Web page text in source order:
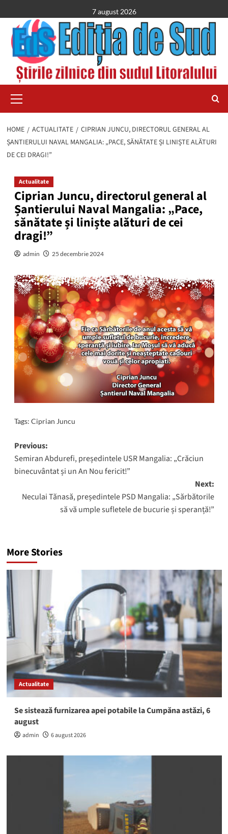
to
content
7 august 2026
Menu
HOME ACTUALITATE
CIPRIAN JUNCU, DIRECTORUL GENERAL AL
ȘANTIERULUI NAVAL MANGALIA: „PACE, SĂNĂTATE ȘI LINIȘTE ALĂTURI
DE CEI DRAGI!”
Actualitate
Ciprian Juncu, directorul general al
Șantierului Naval Mangalia: „Pace,
sănătate și liniște alături de cei
dragi!”
admin 25 decembrie 2024
Tags: Ciprian Juncu
Post
navigation
Previous:
Semiran Abdurefi, președintele USR Mangalia: „Crăciun
binecuvântat și un An Nou fericit!”
Next:
Neculai Tănasă, președintele PSD Mangalia: „Sărbătorile
să vă umple sufletele de bucurie și speranță!”
More Stories
Actualitate
Se sistează furnizarea apei potabile la Cumpăna astăzi, 6
august
admin 6 august 2026